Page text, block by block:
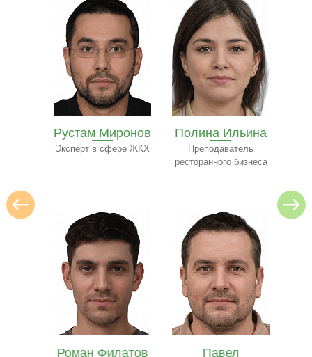
Рустам Миронов
Эксперт в сфере ЖКХ
Роман Филатов
Полина Ильина
Преподаватель
ресторанного бизнеса
Павел